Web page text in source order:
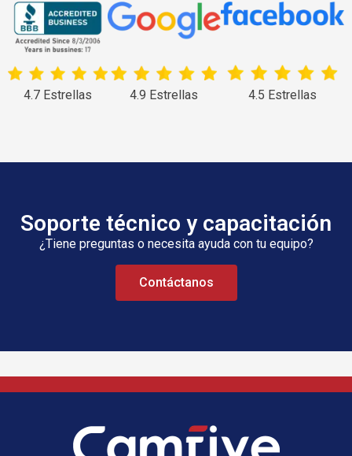
4.7 Estrellas 4.9 Estrellas 4.5 Estrellas
Soporte técnico y capacitación
¿Tiene preguntas o necesita ayuda con tu equipo?
Contáctanos